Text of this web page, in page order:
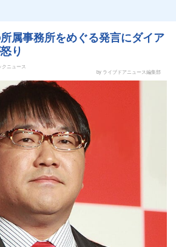
属事務所をめぐる発言にダイア
り
ニュース
by ライブドアニュース編集部